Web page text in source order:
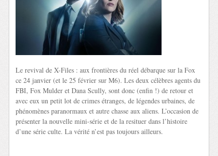
Le revival de X-Files : aux frontières du réel débarque sur la Fox
ce 24 janvier (et le 25 février sur M6). Les deux célèbres agents du
FBI, Fox Mulder et Dana Scully, sont donc (enfin !) de retour et
avec eux un petit lot de crimes étranges, de légendes urbaines, de
phénomènes paranormaux et autre chasse aux aliens. L’occasion de
présenter la nouvelle mini-série et de la resituer dans l’histoire
d’une série culte. La vérité n’est pas toujours ailleurs.